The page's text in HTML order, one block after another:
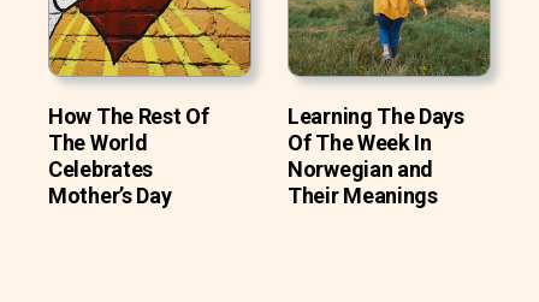
How The Rest Of
The World
Celebrates
Mother’s Day
Learning The Days
Of The Week In
Norwegian and
Their Meanings